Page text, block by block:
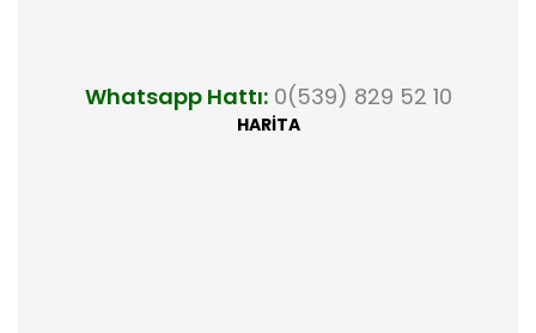
Whatsapp Hattı: 0(539) 829 52 10
HARİTA